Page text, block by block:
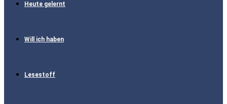
Heute gelernt
Will ich haben
Lesestoff